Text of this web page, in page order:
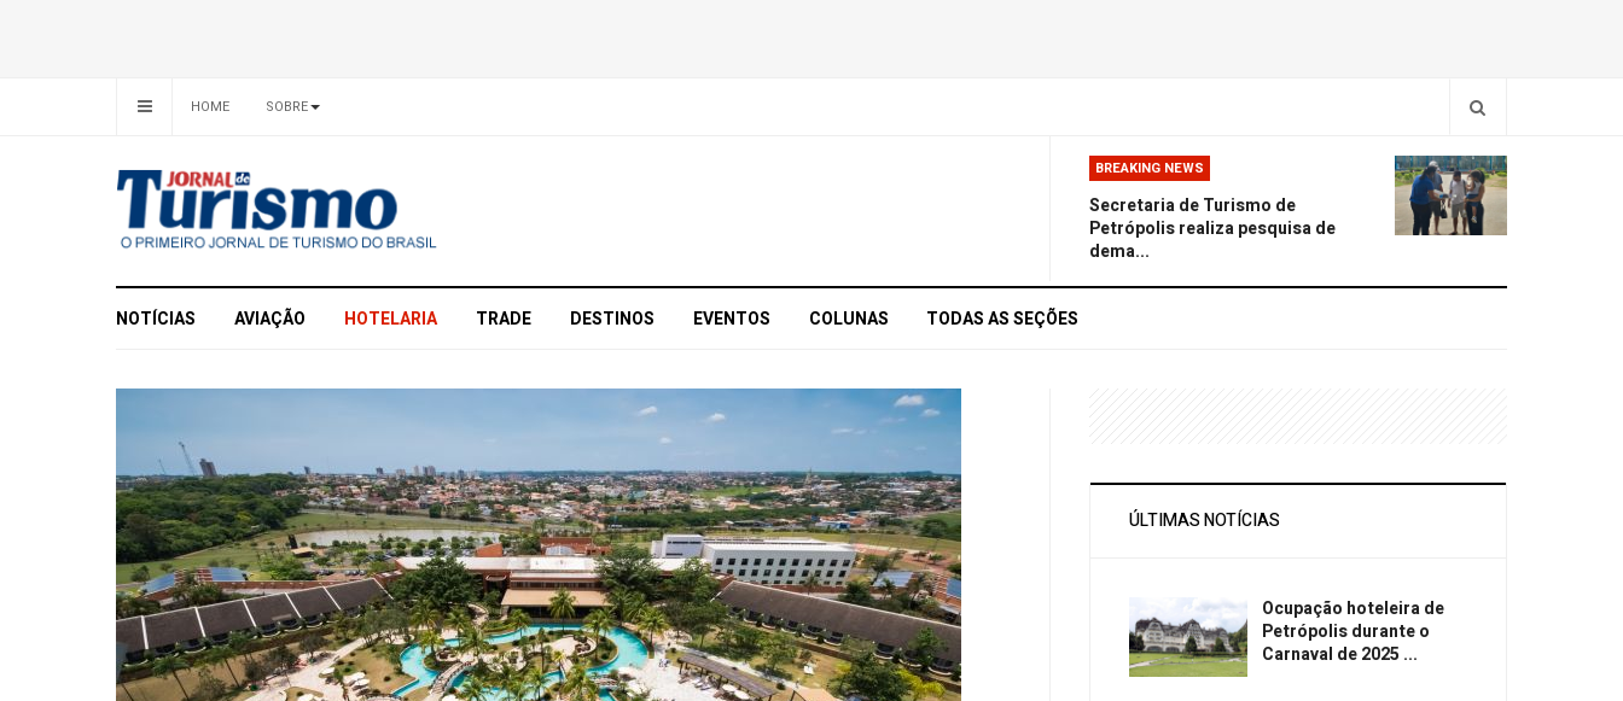
HOME SOBRE
BREAKING NEWS
Secretaria de Turismo de
Petrópolis realiza pesquisa de
dema...
NOTÍCIAS AVIAÇÃO HOTELARIA TRADE DESTINOS EVENTOS COLUNAS TODAS AS SEÇÕES
ÚLTIMAS NOTÍCIAS
Ocupação hoteleira de
Petrópolis durante o
Carnaval de 2025 ...